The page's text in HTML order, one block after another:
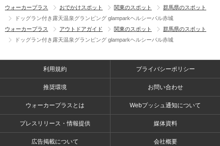
ウォーカープラス おでかけスポット 関東のスポット
群馬県のスポット
ドッグラン付き露天温泉グランピング glamparkヘルシーパル赤城
ウォーカープラス
アウトドアガイド 関東のスポット
群馬県のスポット
ドッグラン付き露天温泉グランピング glamparkヘルシーパル赤城
利用規約 プライバシーポリシー
推奨環境 お問い合わせ
ウォーカープラスとは Webプッシュ通知について
プレスリリース・情報提供 媒体資料
広告掲載について 会社概要